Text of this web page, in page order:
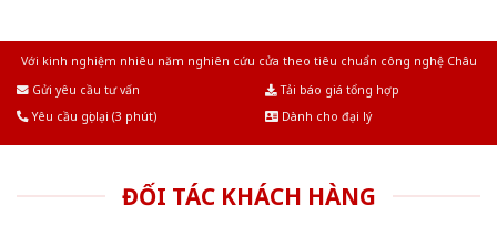
Với kinh nghiệm nhiêu năm nghiên cứu cửa theo tiêu chuẩn công nghệ Châu
Gửi yêu cầu tư vấn
Tải báo giá tổng hợp
Yêu cầu gọi lại (3 phút)
Dành cho đại lý
ĐỐI TÁC KHÁCH HÀNG